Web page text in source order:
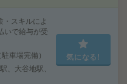
スキルによ
いで給与が受
車場完備）
大谷地駅、
気になる!